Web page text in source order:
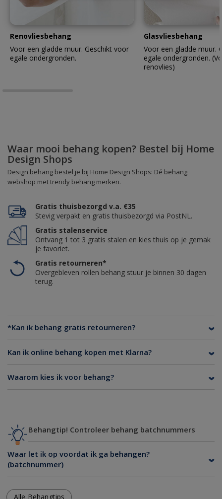
Renovliesbehang
Voor een gladde muur. Geschikt voor
egale ondergronden.
Glasvliesbehang
Voor een gladde muur.
egale ondergronden.
renovlies)
Waar mooi behang kopen? Bestel bij Home
Design Shops
Design behang bestel je bij Home Design Shops: Dé behang
webshop met trendy behang merken.
Gratis thuisbezorgd v.a. €35
Stevig verpakt en gratis thuisbezorgd via PostNL.
Gratis stalenservice
Ontvang 1 tot 3 gratis stalen en kies thuis op je gemak
je favoriet.
Gratis retourneren*
Overgebleven rollen behang stuur je binnen 30 dagen
terug.
*Kan ik behang gratis retourneren?
Kan ik online behang kopen met Klarna?
Waarom kies ik voor behang?
Behangtip! Controleer behang batchnummers
Waar let ik op voordat ik ga behangen?
(batchnummer)
Alle Behangtips